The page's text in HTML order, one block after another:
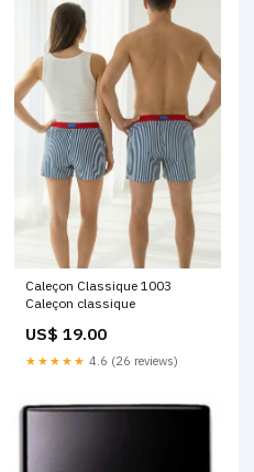
Caleçon Classique 1003
Caleçon classique
US$ 19.00
★★★★★ 4.6 (26 reviews)